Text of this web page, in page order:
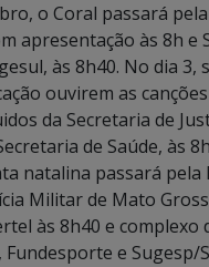
o Coral passará
apresentação às 8h e
às 8h40. No dia 3,
ouvirem as
da Secretaria de
de Saúde, às
natalina passará pela
Militar de Mato
às 8h40 e complexo
e Sugesp/